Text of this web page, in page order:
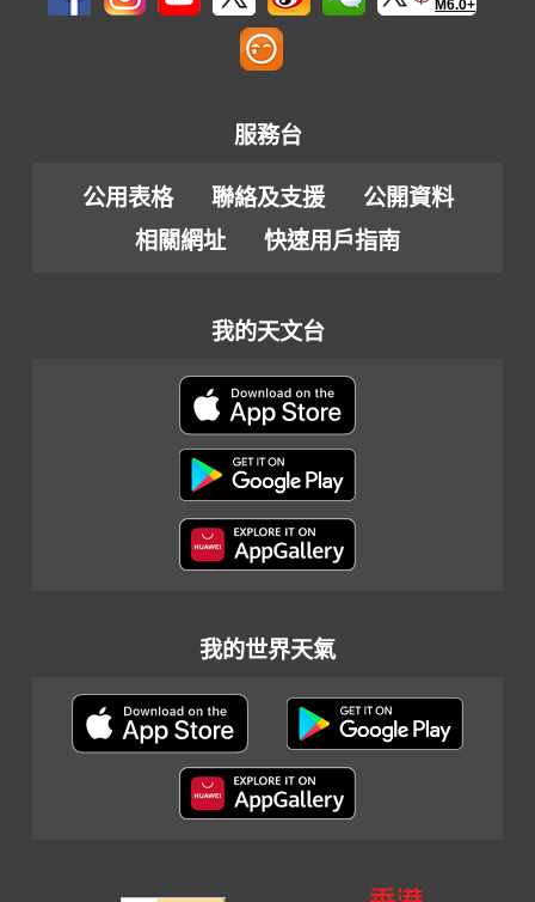
M6.0+
服務台
公用表格 聯絡及支援
公開資料
相關網址
快速用戶指南
我的天文台
我的世界天氣